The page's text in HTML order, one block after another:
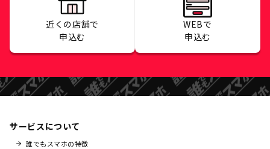
近くの店舗で
申込む
WEBで
申込む
サービスについて
誰でもスマホの特徴